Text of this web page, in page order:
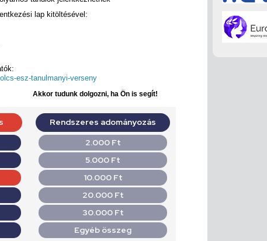
lap kitöltésével:
esz-tanulmanyi-verseny
Akkor tudunk dolgozni, ha Ön is segít!